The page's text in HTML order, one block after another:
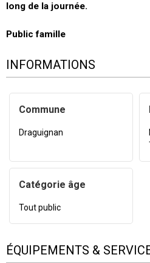
long de la journée.
Public famille
INFORMATIONS
Commune
Draguignan
Catégorie âge
Tout public
ÉQUIPEMENTS &